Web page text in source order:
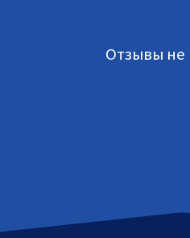
Отзывы